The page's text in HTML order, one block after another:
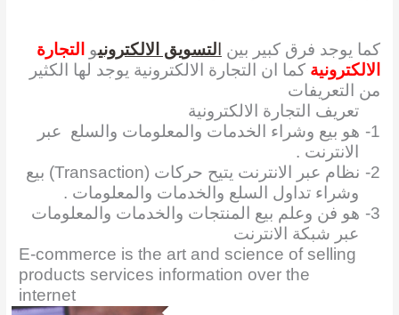
كما يوجد فرق كبير بين التسويق الالكترونيو التجارة
الالكترونية كما ان التجارة الالكترونية يوجد لها الكثير
من التعريفات
تعريف التجارة الالكترونية
1-
هو بيع وشراء الخدمات والمعلومات والسلع عبر
الانترنت .
2-
نظام عبر الانترنت يتيح حركات (Transaction) بيع
وشراء تداول السلع والخدمات والمعلومات .
3-
هو فن وعلم بيع المنتجات والخدمات والمعلومات
عبر شبكة الانترنت
E-commerce is the art and science of selling
products services information over the
internet